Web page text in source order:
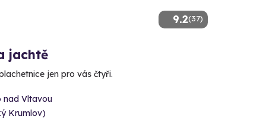
9.2(37)
jachtě
jen pro vás čtyři.
nad Vltavou
Krumlov)